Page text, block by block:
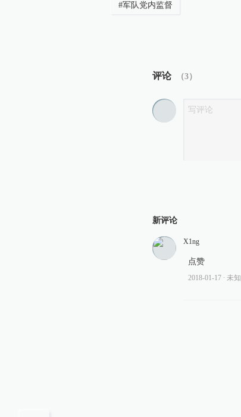
#军队党内监督
评论 （3）
新评论
X1ng
点赞
2018-01-17 ∙ 未知